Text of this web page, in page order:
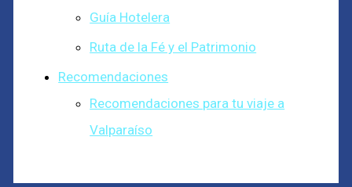
Guía Hotelera
Ruta de la Fé y el Patrimonio
Recomendaciones
Recomendaciones para tu viaje a
Valparaíso